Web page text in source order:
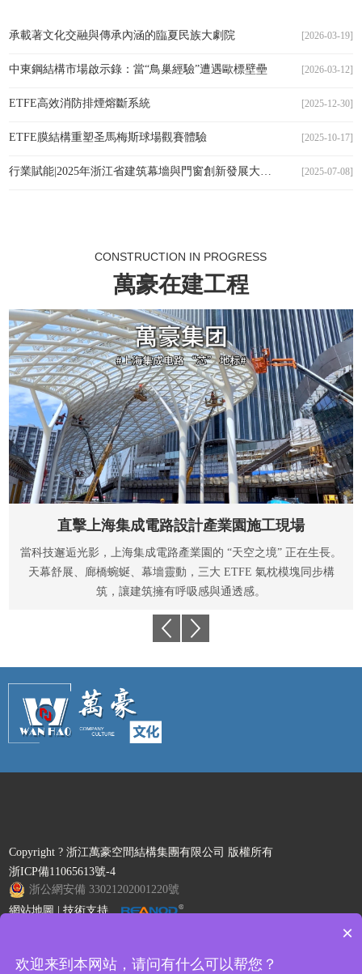
承載著文化交融與傳承內涵的臨夏民族大劇院 [2026-03-19]
中東鋼結構市場啟示錄：當“鳥巢經驗”遭遇歐標壁壘 [2026-03-12]
ETFE高效消防排煙熔斷系統 [2025-12-30]
ETFE膜結構重塑圣馬梅斯球場觀賽體驗 [2025-10-17]
行業賦能|2025年浙江省建筑幕墻與門窗創新發展大會圓滿召開 [2025-07-08]
CONSTRUCTION IN PROGRESS
萬豪在建工程
馬里巴馬科PTFE體育場膜結構，PTFE膜展開面積29000平方米，
用鋼量3350噸
Copyright ? 浙江萬豪空間結構集團有限公司 版權所有
浙ICP備11065613號-4
浙公網安備 33021202001220號
網站地圖 | 技術支持
×
欢迎来到本网站，请问有什么可以帮您？